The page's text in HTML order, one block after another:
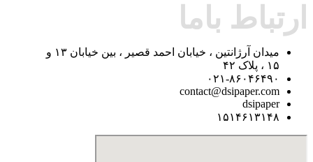
ارتباط باما
میدان آرژانتین ، خیابان احمد قصیر ، بین خیابان ۱۳ و
۱۵ ، پلاک ۴۲
۰۲۱-۸۶۰۴۶۴۹۰
contact@dsipaper.com
dsipaper
۱۵۱۴۶۱۳۱۴۸